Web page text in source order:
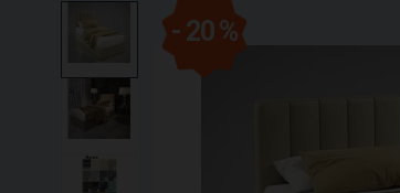
- 20 %